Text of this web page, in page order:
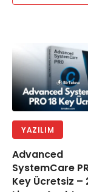
YAZILIM
Advanced
SystemCare
Key Ücretsiz –